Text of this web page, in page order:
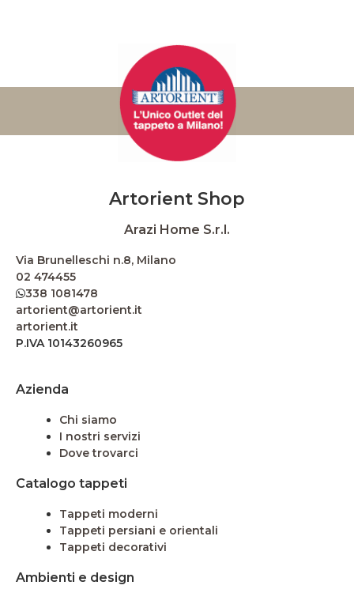
Artorient Shop
Arazi Home S.r.l.
Via Brunelleschi n.8, Milano
02 474455
338 1081478
artorient@artorient.it
artorient.it
P.IVA 10143260965
Azienda
Chi siamo
I nostri servizi
Dove trovarci
Catalogo tappeti
Tappeti moderni
Tappeti persiani e orientali
Tappeti decorativi
Ambienti e design